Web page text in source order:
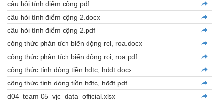
câu hỏi tính điểm cộng.pdf
câu hỏi tính điểm cộng 2.docx
câu hỏi tính điểm cộng 2.pdf
công thức phân tích biến động roi, roa.docx
công thức phân tích biến động roi, roa.pdf
công thức tính dòng tiền hđtc, hđđt.docx
công thức tính dòng tiền hđtc, hđđt.pdf
d04_team 05_vjc_data_official.xlsx